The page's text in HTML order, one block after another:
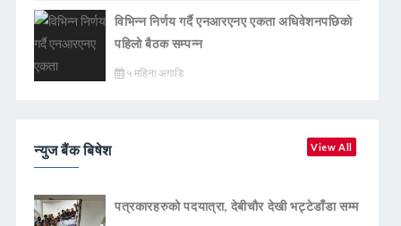
विभिन्न निर्णय गर्दै एनआरएनए एकता अधिवेशनपछिको
पहिलो बैठक सम्पन्न
५ महिना अगाडि
न्युज बैंक बिषेश View All
पत्रकारहरुको पदयात्रा, देबीचौर देखी भट्टेडाँडा सम्म